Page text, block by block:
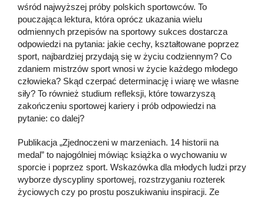
wśród najwyższej próby polskich sportowców. To
pouczająca lektura, która oprócz ukazania wielu
odmiennych przepisów na sportowy sukces dostarcza
odpowiedzi na pytania: jakie cechy, kształtowane poprzez
sport, najbardziej przydają się w życiu codziennym? Co
zdaniem mistrzów sport wnosi w życie każdego młodego
człowieka? Skąd czerpać determinację i wiarę we własne
siły? To również studium refleksji, które towarzyszą
zakończeniu sportowej kariery i prób odpowiedzi na
pytanie: co dalej?
Publikacja „Zjednoczeni w marzeniach. 14 historii na
medal” to najogólniej mówiąc książka o wychowaniu w
sporcie i poprzez sport. Wskazówka dla młodych ludzi przy
wyborze dyscypliny sportowej, rozstrzyganiu rozterek
życiowych czy po prostu poszukiwaniu inspiracji. Ze